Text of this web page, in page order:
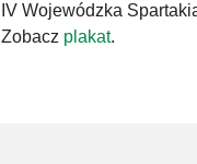
IV Wojewódzka
Zobacz plakat.